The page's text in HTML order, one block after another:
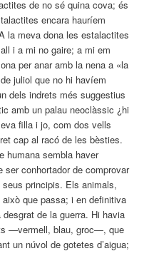
de no sé quina cova; és
encara hauríem
la meva dona les estalactites
i a mi no gaire; a mi em
per anar amb la nena a «la
juliol que no hi havíem
dels indrets més suggestius
amb un palau neoclàssic ¿hi
filla i jo, com dos vells
cap al racó de les bèsties.
humana sembla haver
ser conhortador de comprovar
principis. Els animals,
que passa; i en definitiva
de la guerra. Hi havia
—vermell, blau, groc—, que
un núvol de gotetes d’aigua;